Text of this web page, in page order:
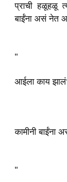
प्राची हळूहळू
बाईंना असं नेत
"
आईला काय
कामीनी बाईंना
"